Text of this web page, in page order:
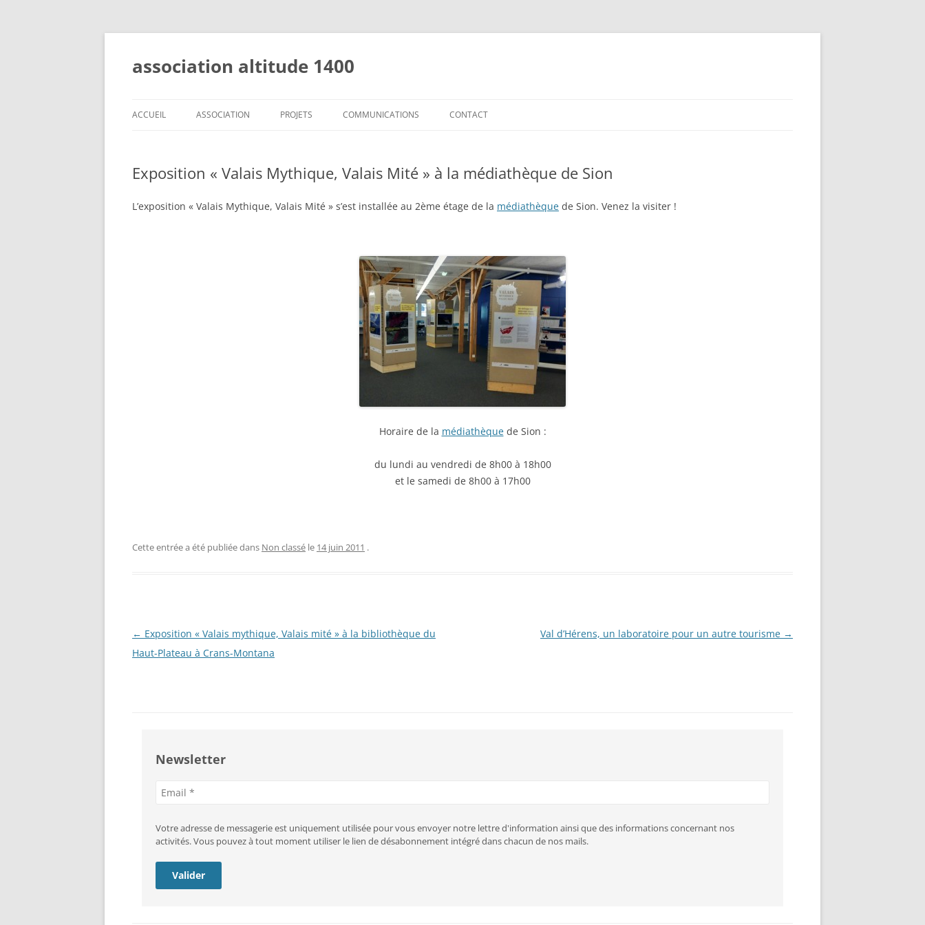
Aller
association altitude 1400
ACCUEIL ASSOCIATION
COMITÉ
STATUTS
PROJETS
VALAIS A-VENIR LES ACTES VALAIS A-VENIR
RESSOURCERIE ET RÉEMPLOI
SOUS LES CHALETS, L’ALPAGE
VALAIS MYTHIQUE, VALAIS MITÉ
COMMUNICATIONS
REVUES DE PRESSE
PRISES DE POSITION
CONTACT
Exposition « Valais Mythique, Valais Mité » à la médiathèque de Sion
L’exposition « Valais Mythique, Valais Mité » s’est installée au 2ème étage de la médiathèque de Sion. Venez la visiter !
Horaire de la médiathèquede Sion :
du lundi au vendredi de 8h00 à 18h00
et le samedi de 8h00 à 17h00
Cette entrée a été publiée dans Non classé le 14 juin 2011 .
Navigation
des
← Exposition « Valais mythique, Valais mité » à la bibliothèque du
Haut-Plateau à Crans-Montana
Val d’Hérens, un laboratoire pour un autre tourisme →
Newsletter
Adresse
mail
Votre adresse de messagerie est uniquement utilisée pour vous envoyer notre lettre d'information ainsi que des informations concernant nos
activités. Vous pouvez à tout moment utiliser le lien de désabonnement intégré dans chacun de nos mails.